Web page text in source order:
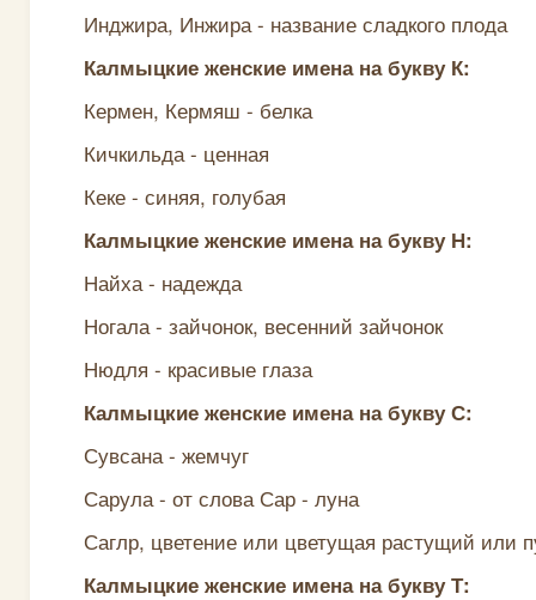
Инджира, Инжира - название сладкого плода
Калмыцкие женские имена на букву К:
Кермен, Кермяш - белка
Кичкильда - ценная
Кеке - синяя, голубая
Калмыцкие женские имена на букву Н:
Найха - надежда
Ногала - зайчонок, весенний зайчонок
Нюдля - красивые глаза
Калмыцкие женские имена на букву С:
Сувсана - жемчуг
Сарула - от слова Сар - луна
Саглр, цветение или цветущая растущий или
Калмыцкие женские имена на букву Т: